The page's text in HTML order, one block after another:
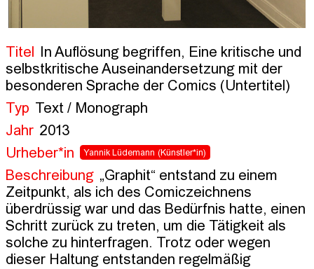
Titel
In Auflösung begriffen, Eine kritische und
selbstkritische Auseinandersetzung mit der
besonderen Sprache der Comics (Untertitel)
Typ
Text / Monograph
Jahr 2013
Urheber*in
Yannik Lüdemann (Künstler*in)
Beschreibung „Graphit“ entstand zu einem
Zeitpunkt, als ich des Comiczeichnens
überdrüssig war und das Bedürfnis hatte, einen
Schritt zurück zu treten, um die Tätigkeit als
solche zu hinterfragen. Trotz oder wegen
dieser Haltung entstanden regelmäßig